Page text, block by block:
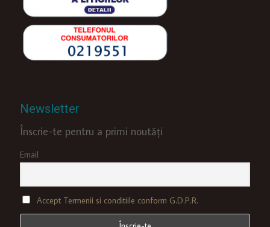
Newsletter
Înscrie-te pentru a primi noutăți
Email
Accept Termenii si conditiile conform G.D.P.R.